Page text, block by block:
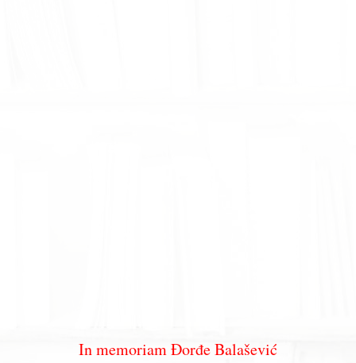
In memoriam Đorđe Balašević